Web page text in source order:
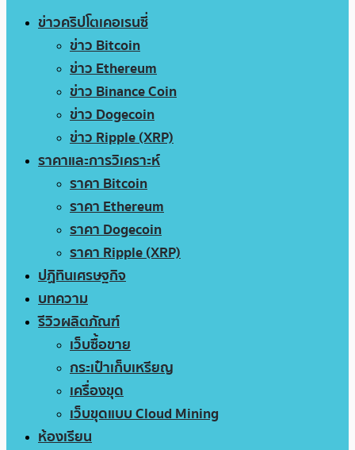
ข่าวคริปโตเคอเรนซี่
ข่าว Bitcoin
ข่าว Ethereum
ข่าว Binance Coin
ข่าว Dogecoin
ข่าว Ripple (XRP)
ราคาและการวิเคราะห์
ราคา Bitcoin
ราคา Ethereum
ราคา Dogecoin
ราคา Ripple (XRP)
ปฏิทินเศรษฐกิจ
บทความ
รีวิวผลิตภัณฑ์
เว็บซื้อขาย
กระเป๋าเก็บเหรียญ
เครื่องขุด
เว็บขุดแบบ Cloud Mining
ห้องเรียน